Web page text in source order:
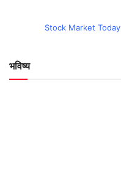
Stock Market Today
भविष्य